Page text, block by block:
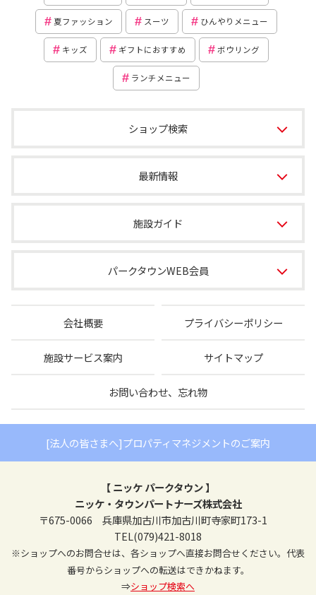
夏ファッション スーツ ひんやりメニュー
キッズ ギフトにおすすめ ボウリング
ランチメニュー
ショップ検索
最新情報
施設ガイド
パークタウンWEB会員
会社概要 プライバシーポリシー
施設サービス案内 サイトマップ
お問い合わせ、忘れ物
[法人の皆さまへ]プロパティマネジメントのご案内
【 ニッケ パークタウン 】
ニッケ・タウンパートナーズ株式会社
〒675-0066 兵庫県加古川市加古川町寺家町173-1
TEL(079)421-8018
※ショップへのお問合せは、各ショップへ直接お問合せください。代表
番号からショップへの転送はできかねます。
⇒ショップ検索へ